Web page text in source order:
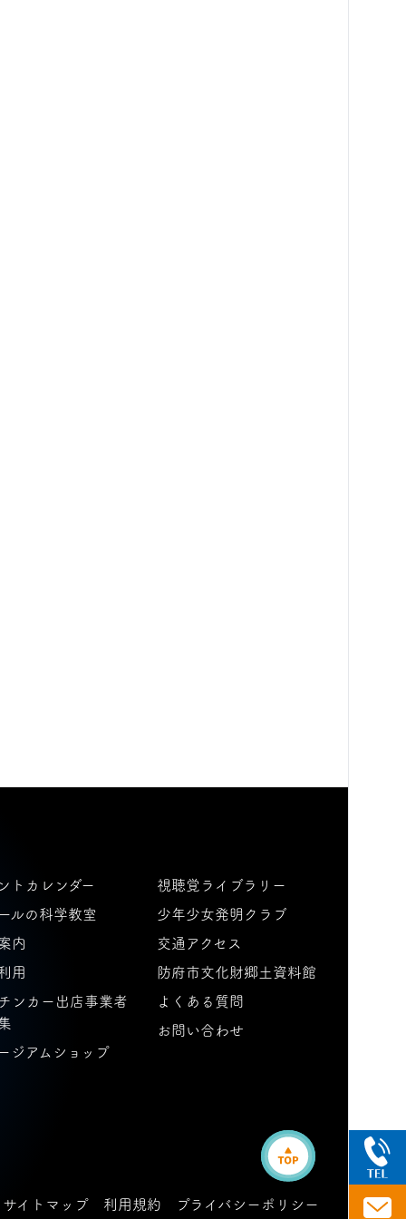
トカレンダー
ルの科学教室
内
用
ンカー出店事業者
ジアムショップ
視聴覚ライブラリー
少年少女発明クラブ
交通アクセス
防府市文化財郷土資料館
よくある質問
お問い合わせ
サイトマップ 利用規約 プライバシーポリシー